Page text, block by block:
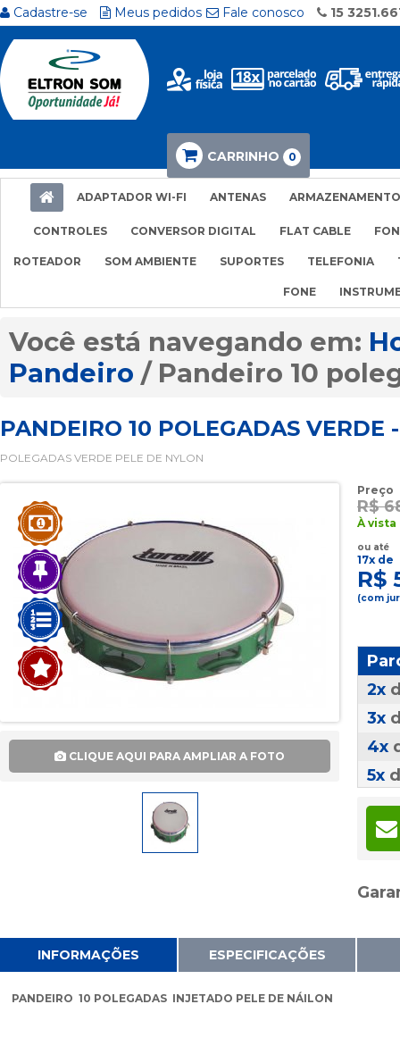
Cadastre-se Meus pedidos Fale conosco 15
CARRINHO 0
ADAPTADOR WI-FI ANTENAS ARMAZENAMENTO
CONTROLES CONVERSOR DIGITAL FLAT CABLE
ROTEADOR SOM AMBIENTE SUPORTES TELEFONIA
FONE
Pandeiro
Pandeiro 10
PANDEIRO 10 POLEGADAS VERDE
POLEGADAS VERDE PELE DE NYLON
CLIQUE AQUI PARA AMPLIAR A FOTO
Preço
R$
À
ou até
17x de
R$
(com
2x
3x
4x
5x
6x
7x
9x
12x
INFORMAÇÕES ESPECIFICAÇÕES
PANDEIRO 10 POLEGADAS INJETADO PELE DE NÁILON